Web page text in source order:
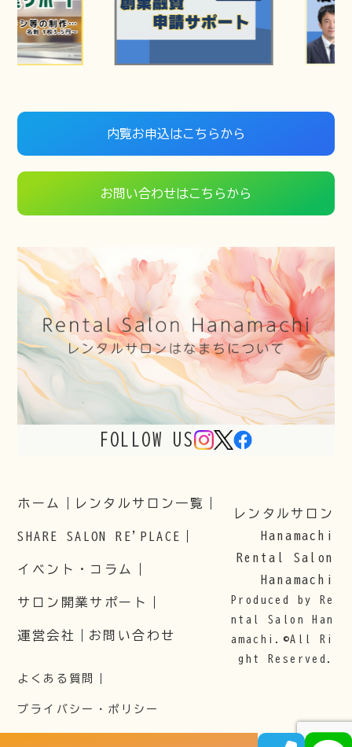
内覧お申込はこちらから
お問い合わせはこちらから
FOLLOW US
ホーム レンタルサロン一覧
SHARE SALON RE'PLACE
イベント・コラム
サロン開業サポート
運営会社 お問い合わせ
よくある質問
プライバシー・ポリシー
レンタルサロン
Hanamachi
Rental Salon
Hanamachi
Produced by Re
ntal Salon Han
amachi.©All Ri
ght Reserved.